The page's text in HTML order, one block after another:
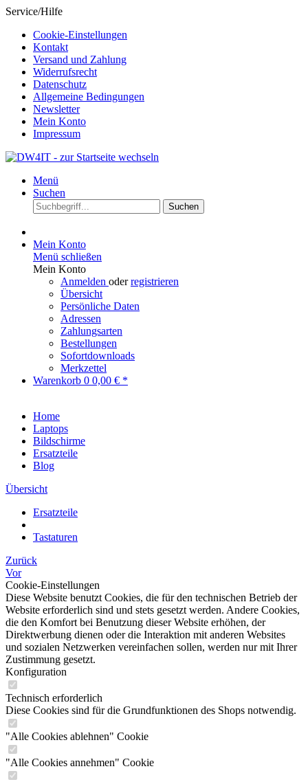
Service/Hilfe
Cookie-Einstellungen
Kontakt
Versand und Zahlung
Widerrufsrecht
Datenschutz
Allgemeine Bedingungen
Newsletter
Mein Konto
Impressum
Menü
Suchen
Suchen
Mein Konto
Menü schließen
Mein Konto
Anmelden oderregistrieren
Übersicht
Persönliche Daten
Adressen
Zahlungsarten
Bestellungen
Sofortdownloads
Merkzettel
Warenkorb 0 0,00 € *
Home
Laptops
Bildschirme
Ersatzteile
Blog
Übersicht
Ersatzteile
Tastaturen
Zurück
Vor
Cookie-Einstellungen
Diese Website benutzt Cookies, die für den technischen Betrieb der
Website erforderlich sind und stets gesetzt werden. Andere Cookies,
die den Komfort bei Benutzung dieser Website erhöhen, der
Direktwerbung dienen oder die Interaktion mit anderen Websites
und sozialen Netzwerken vereinfachen sollen, werden nur mit Ihrer
Zustimmung gesetzt.
Konfiguration
Technisch erforderlich
Diese Cookies sind für die Grundfunktionen des Shops notwendig.
"Alle Cookies ablehnen" Cookie
"Alle Cookies annehmen" Cookie